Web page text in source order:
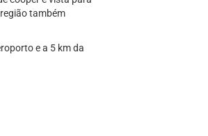
também
e a 5 km da